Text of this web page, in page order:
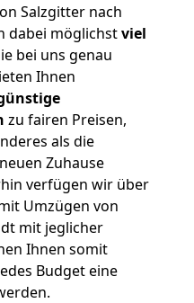
Salzgitter nach
dabei möglichstviel
bei uns genau
Ihnen
zu fairen Preisen,
als die
Zuhause
verfügen wir über
Umzügen von
mit jeglicher
Ihnen somit
Budget eine